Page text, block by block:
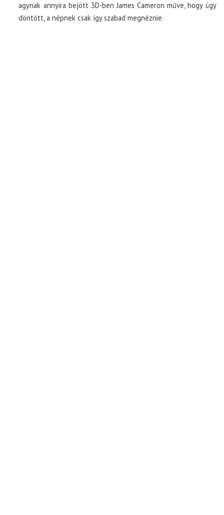
agynak annyira bejött 3D-ben James Cameron műve, hogy úgy
döntött, a népnek csak így szabad megnéznie.